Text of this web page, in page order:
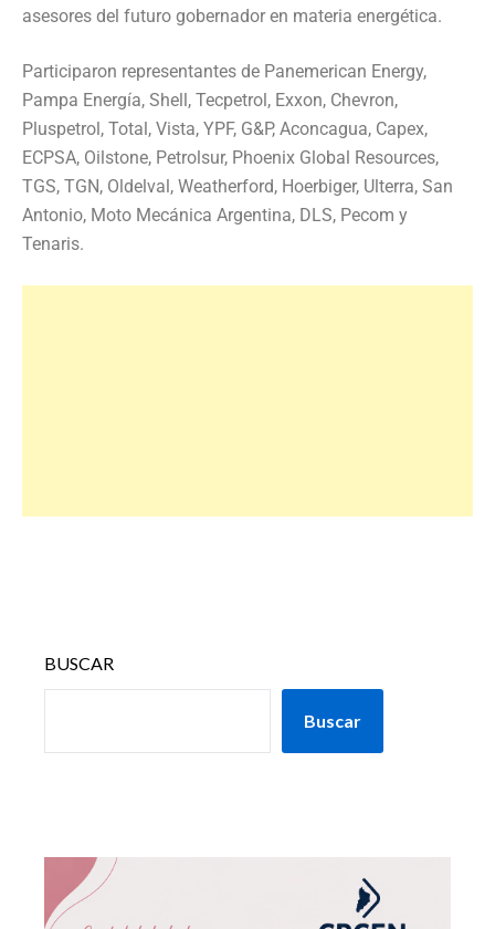
asesores del futuro gobernador en materia energética.
Participaron representantes de Panemerican Energy,
Pampa Energía, Shell, Tecpetrol, Exxon, Chevron,
Pluspetrol, Total, Vista, YPF, G&P, Aconcagua, Capex,
ECPSA, Oilstone, Petrolsur, Phoenix Global Resources,
TGS, TGN, Oldelval, Weatherford, Hoerbiger, Ulterra, San
Antonio, Moto Mecánica Argentina, DLS, Pecom y
Tenaris.
BUSCAR
Buscar